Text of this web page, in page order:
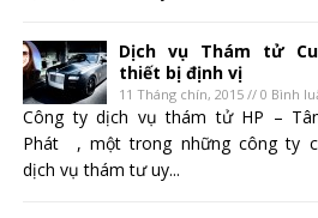
Dịch vụ Thám tử
thiết bị định vị
11 Tháng chín, 2015 // 0 Bình
Công ty dịch vụ thám tử HP –
Phát , một trong những công ty
dịch vụ thám tư uy...